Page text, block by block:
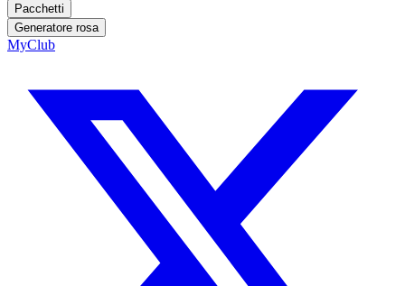
Pacchetti
Generatore rosa
MyClub